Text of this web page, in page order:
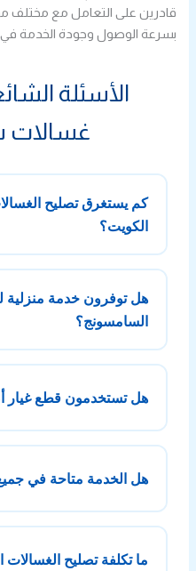
قادرين على التعامل مع مختلف
بسرعة الوصول وجودة الخدمة
الأسئلة
غسالات
كم يستغرق تصليح
الكويت؟
متوسط.
هل توفرون خدمة منزلية
السامسونج؟
هل تستخدمون قطع غيار
هل الخدمة متاحة في
ما تكلفة تصليح